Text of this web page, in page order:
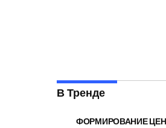
В Тренде
ФОРМИРОВАНИЕ